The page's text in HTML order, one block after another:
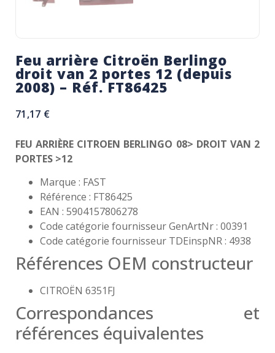
Feu arrière Citroën Berlingo
droit van 2 portes 12 (depuis
2008) – Réf. FT86425
71,17 €
FEU ARRIÈRE CITROEN BERLINGO 08> DROIT VAN 2
PORTES >12
Marque : FAST
Référence : FT86425
EAN : 5904157806278
Code catégorie fournisseur GenArtNr : 00391
Code catégorie fournisseur TDEinspNR : 4938
Références OEM constructeur
CITROËN 6351FJ
Correspondances et
références équivalentes